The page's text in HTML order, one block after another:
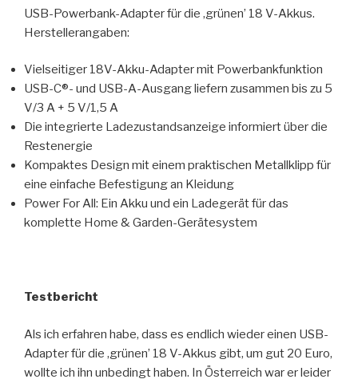
USB-Powerbank-Adapter für die ‚grünen’ 18 V-Akkus.
Herstellerangaben:
Vielseitiger 18V-Akku-Adapter mit Powerbankfunktion
USB-C®- und USB-A-Ausgang liefern zusammen bis zu 5
V/3 A + 5 V/1,5 A
Die integrierte Ladezustandsanzeige informiert über die
Restenergie
Kompaktes Design mit einem praktischen Metallklipp für
eine einfache Befestigung an Kleidung
Power For All: Ein Akku und ein Ladegerät für das
komplette Home & Garden-Gerätesystem
Testbericht
Als ich erfahren habe, dass es endlich wieder einen USB-
Adapter für die ‚grünen’ 18 V-Akkus gibt, um gut 20 Euro,
wollte ich ihn unbedingt haben. In Österreich war er leider